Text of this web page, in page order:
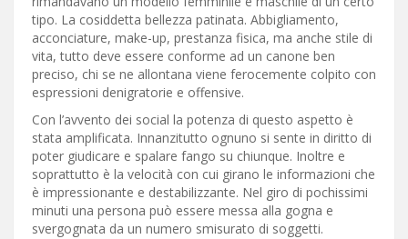
tipo. La cosiddetta bellezza patinata. Abbigliamento,
acconciature, make-up, prestanza fisica, ma anche stile di
vita, tutto deve essere conforme ad un canone ben
preciso, chi se ne allontana viene ferocemente colpito con
espressioni denigratorie e offensive.
Con l’avvento dei social la potenza di questo aspetto è
stata amplificata. Innanzitutto ognuno si sente in diritto di
poter giudicare e spalare fango su chiunque. Inoltre e
soprattutto è la velocità con cui girano le informazioni che
è impressionante e destabilizzante. Nel giro di pochissimi
minuti una persona può essere messa alla gogna e
svergognata da un numero smisurato di soggetti.